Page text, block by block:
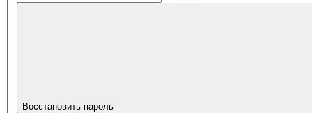
Восстановить пароль